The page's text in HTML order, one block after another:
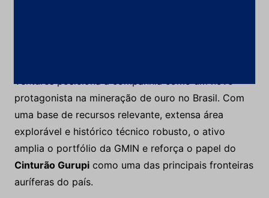
Ventures posiciona a companhia como um novo
protagonista na mineração de ouro no Brasil. Com
uma base de recursos relevante, extensa área
explorável e histórico técnico robusto, o ativo
amplia o portfólio da GMIN e reforça o papel do
Cinturão Gurupicomo uma das principais fronteiras
auríferas do país.